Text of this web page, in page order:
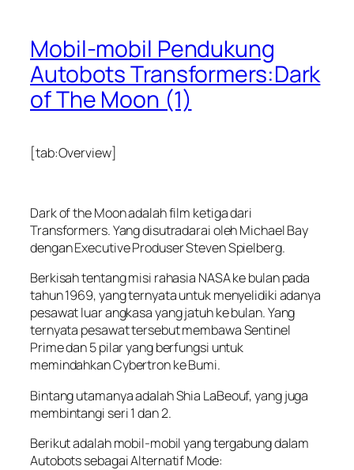
Mobil-mobil Pendukung
Autobots Transformers:Dark
of The Moon (1)
[tab:Overview]
Dark of the Moon adalah film ketiga dari
Transformers. Yang disutradarai oleh Michael Bay
dengan Executive Produser Steven Spielberg.
Berkisah tentang misi rahasia NASA ke bulan pada
tahun 1969, yang ternyata untuk menyelidiki adanya
pesawat luar angkasa yang jatuh ke bulan. Yang
ternyata pesawat tersebut membawa Sentinel
Prime dan 5 pilar yang berfungsi untuk
memindahkan Cybertron ke Bumi.
Bintang utamanya adalah Shia LaBeouf, yang juga
membintangi seri 1 dan 2.
Berikut adalah mobil-mobil yang tergabung dalam
Autobots sebagai Alternatif Mode: